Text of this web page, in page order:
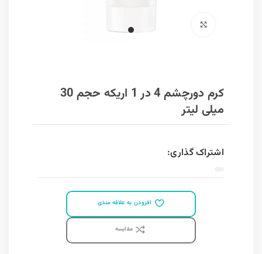
برای بزرگنمایی کلیک کنید
کرم دورچشم 4 در 1 اریکه حجم 30
میلی لیتر
اشتراک گذاری:
افزودن به علاقه مندی
مقايسه